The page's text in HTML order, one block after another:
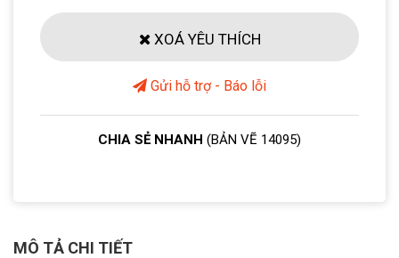
XOÁ YÊU THÍCH
Gửi hỗ trợ - Báo lỗi
CHIA SẺ NHANH (BẢN VẼ 14095)
MÔ TẢ CHI TIẾT